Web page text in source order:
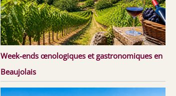
Week-ends œnologiques et gastronomiques en
Beaujolais